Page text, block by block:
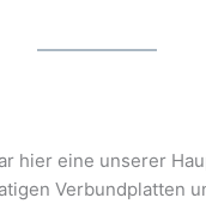
hier eine unserer
Verbundplatten